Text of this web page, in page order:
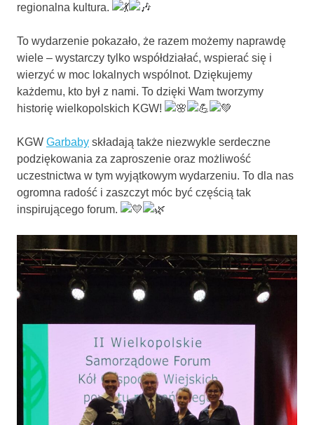
regionalna kultura.
To wydarzenie pokazało, że razem możemy naprawdę
wiele – wystarczy tylko współdziałać, wspierać się i
wierzyć w moc lokalnych wspólnot. Dziękujemy
każdemu, kto był z nami. To dzięki Wam tworzymy
historię wielkopolskich KGW!
KGW Garbaby składają także niezwykle serdeczne
podziękowania za zaproszenie oraz możliwość
uczestnictwa w tym wyjątkowym wydarzeniu. To dla nas
ogromna radość i zaszczyt móc być częścią tak
inspirującego forum.